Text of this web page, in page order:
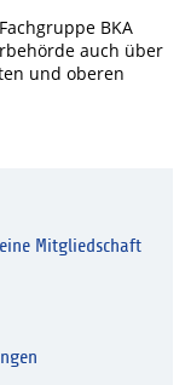
BKA
auch über
und oberen
Mitgliedschaft